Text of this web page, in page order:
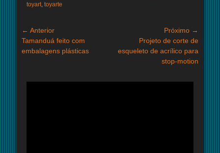
toyart, toyarte
Navegação
de
Post
← Anterior
Post
anterior:
Tamanduá feito com
embalagens plásticas
Próximo →
post:
Projeto de corte de
esqueleto de acrílico para
stop-motion